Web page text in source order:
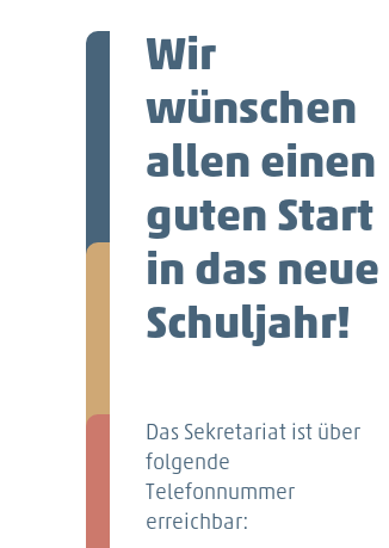
Wir
wünschen
allen einen
guten Start
in das neue
Schuljahr!
Das Sekretariat ist über
folgende
Telefonnummer
erreichbar: